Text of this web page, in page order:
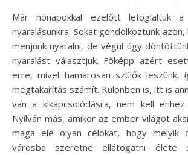
Már hónapokkal ezelőtt lefoglaltuk
nyaralásunkra. Sokat gondolkoztunk
menjünk nyaralni, de végül úgy
nyaralást választjuk. Főképp azért
erre, mivel hamarosan szülők leszünk,
megtakarítás számít. Különben is, itt is
van a kikapcsolódásra, nem kell
Nyílván más, amikor az ember világot
maga elé olyan célokat, hogy melyik
városba szeretne ellátogatni élete